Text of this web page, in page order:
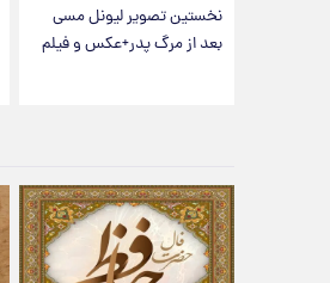
نخستین تصویر لیونل مسی
بعد از مرگ پدر+عکس و فیلم